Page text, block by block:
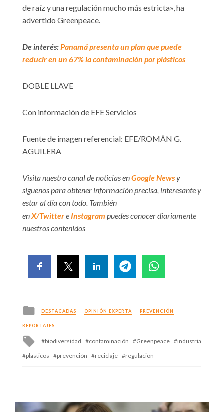
de raíz y una regulación mucho más estricta», ha
advertido Greenpeace.
De interés:Panamá presenta un plan que puede
reducir en un 67% la contaminación por plásticos
DOBLE LLAVE
Con información de EFE Servicios
Fuente de imagen referencial: EFE/ROMÁN G.
AGUILERA
Visita nuestro canal de noticias enGoogle Newsy
síguenos para obtener información precisa, interesante y
estar al día con todo. También
enX/Twittere Instagram puedes conocer diariamente
nuestros contenidos
Posted
in
DESTACADAS OPINIÓN EXPERTA PREVENCIÓN
REPORTAJES
Tagged
biodiversidad contaminación Greenpeace
industria
plasticos
prevención reciclaje regulacion